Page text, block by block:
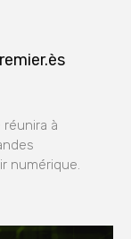
réunira à
numérique.